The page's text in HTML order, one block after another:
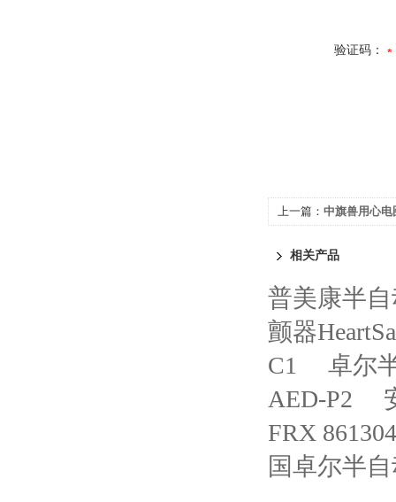
验证码：
上一篇： 中旗兽用心
相关产品
普美康半自
颤器
C1
卓尔
AED-P2
FRX 861304
国卓尔半